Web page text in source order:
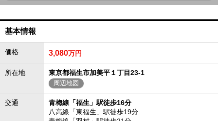
基本情報
価格 3,080万円
所在地 東京都福生市加美平１丁目23-1
周辺地図
交通
青梅線「福生」駅徒歩16分
八高線「東福生」駅徒歩19分